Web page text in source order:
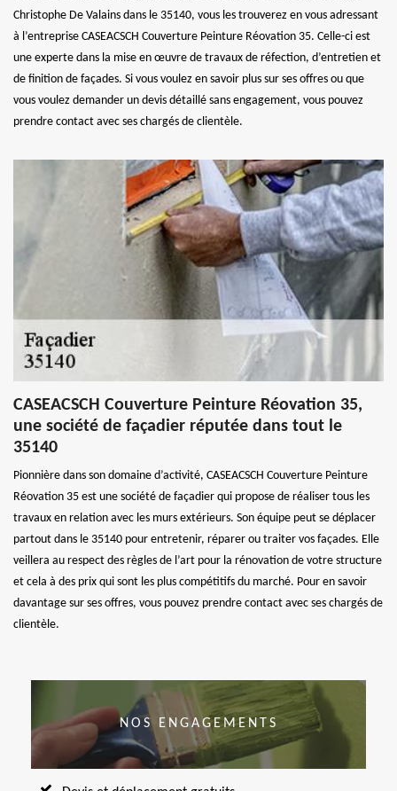
Christophe De Valains dans le 35140, vous les trouverez en vous adressant
à l’entreprise CASEACSCH Couverture Peinture Réovation 35. Celle-ci est
une experte dans la mise en œuvre de travaux de réfection, d’entretien et
de finition de façades. Si vous voulez en savoir plus sur ses offres ou que
vous voulez demander un devis détaillé sans engagement, vous pouvez
prendre contact avec ses chargés de clientèle.
CASEACSCH Couverture Peinture Réovation 35,
une société de façadier réputée dans tout le
35140
Pionnière dans son domaine d’activité, CASEACSCH Couverture Peinture
Réovation 35 est une société de façadier qui propose de réaliser tous les
travaux en relation avec les murs extérieurs. Son équipe peut se déplacer
partout dans le 35140 pour entretenir, réparer ou traiter vos façades. Elle
veillera au respect des règles de l’art pour la rénovation de votre structure
et cela à des prix qui sont les plus compétitifs du marché. Pour en savoir
davantage sur ses offres, vous pouvez prendre contact avec ses chargés de
clientèle.
NOS ENGAGEMENTS